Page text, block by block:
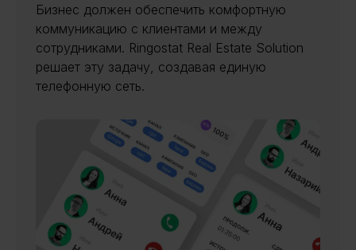
Бизнес должен обеспечить комфортную
коммуникацию с клиентами и между
сотрудниками. Ringostat Real Estate Solution
решает эту задачу, создавая единую
телефонную сеть.